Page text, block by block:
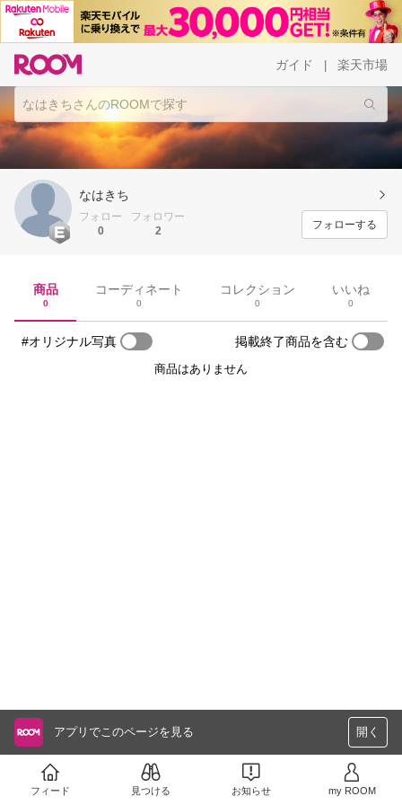
ガイド 楽天市場
なはきち
フォロー
0
フォロワー
2
フォローする
商品
0
コーディネート
0
コレクション
0
いいね
0
#オリジナル写真 掲載終了商品を含む
商品はありません
アプリでこのページを見る 開く
フィード 見つける お知らせ my ROOM